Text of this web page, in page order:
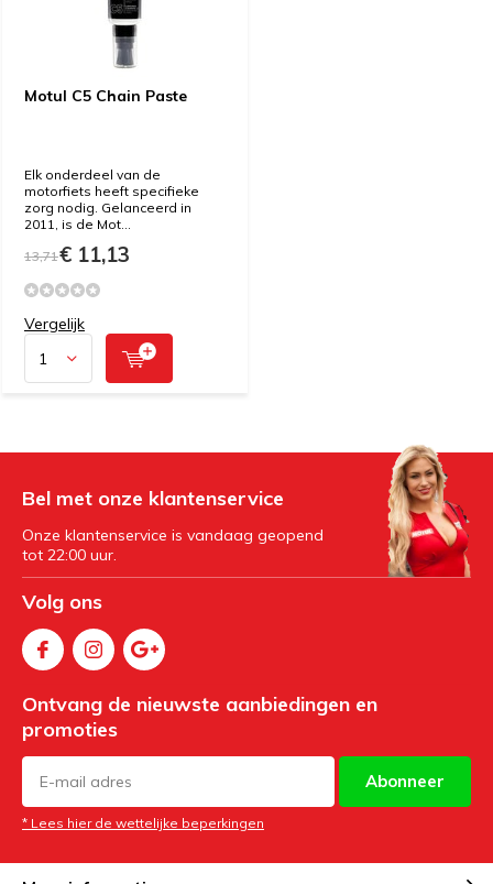
Motul C5 Chain Paste
Elk onderdeel van de
motorfiets heeft specifieke
zorg nodig. Gelanceerd in
2011, is de Mot...
13,71€ 11,13
Vergelijk
Bel met onze klantenservice
Onze klantenservice is vandaag geopend
tot 22:00 uur.
Volg ons
Ontvang de nieuwste aanbiedingen en
promoties
Abonneer
* Lees hier de wettelijke beperkingen